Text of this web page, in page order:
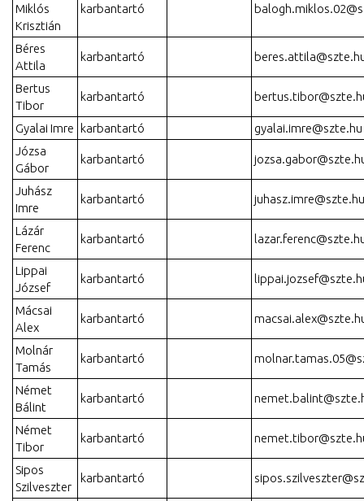
Miklós
Krisztián
karbantartó
Béres
Attila
karbantartó
Bertus
Tibor
karbantartó
Gyalai Imre karbantartó
gyalai.imre@szte.hu
Józsa
Gábor
karbantartó
Juhász
Imre
karbantartó juhasz.imre@szte.hu
Lázár
Ferenc
karbantartó
Lippai
József
karbantartó
Mácsai
Alex
karbantartó
Molnár
Tamás
karbantartó
Német
Bálint
karbantartó
Német
Tibor
karbantartó
Sipos
Szilveszter
karbantartó